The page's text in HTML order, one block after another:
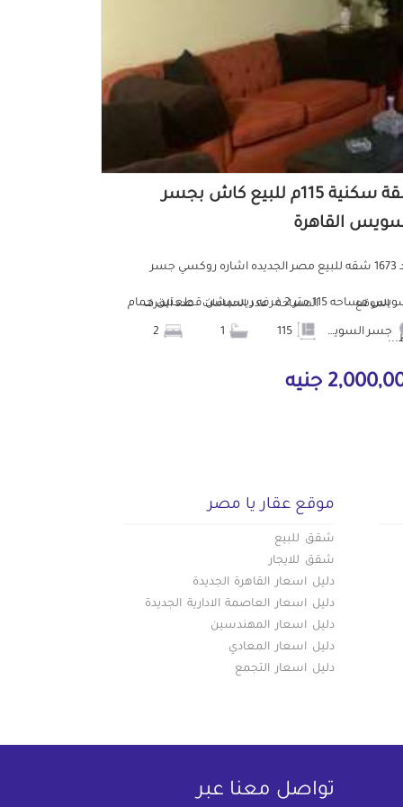
شقة سكنية 115م للبيع كاش بجسر
القاهرة
كود 1673 شقه للبيع مصر الجديده اشاره روكسي جسر
السويس مساحه 115 متر 2 غرفه ريسبشن قطعتين حمام الموقع
جسر السويس
المساحة عدد الحمامات عدد الغرف
جنيه
موقع عقار يا مصر
شقق للبيع
شقق للايجار
دليل اسعار القاهرة الجديدة
دليل اسعار العاصمة الادارية الجديدة
دليل اسعار المهندسين
دليل اسعار المعادي
دليل اسعار التجمع
تواصل معنا عبر